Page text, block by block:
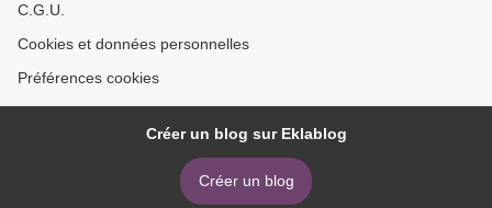
C.G.U.
Cookies et données personnelles
Préférences cookies
Créer un blog sur Eklablog
Créer un blog